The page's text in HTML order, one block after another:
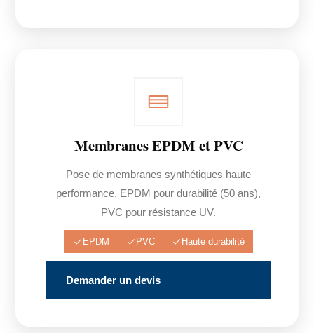
Membranes EPDM et PVC
Pose de membranes synthétiques haute
performance. EPDM pour durabilité (50 ans),
PVC pour résistance UV.
EPDM PVC Haute durabilité
Demander un devis